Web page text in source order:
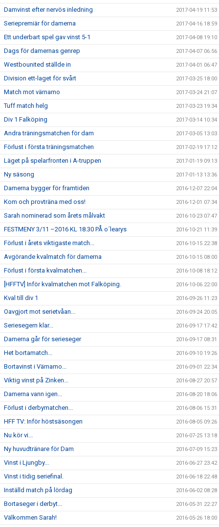
Damvinst efter nervös inledning 2017-04-19 11:53
Seriepremiär för damerna 2017-04-16 18:59
Ett underbart spel gav vinst 5-1 2017-04-08 19:10
Dags för damernas genrep 2017-04-07 06:56
Westbounited ställde in 2017-04-01 06:47
Division ett-laget för svårt 2017-03-25 18:00
Match mot värnamo 2017-03-24 21:07
Tuff match helg 2017-03-23 19:34
Div 1 Falköping 2017-03-14 10:34
Andra träningsmatchen för dam 2017-03-05 13:03
Förlust i första träningsmatchen 2017-02-19 17:12
Läget på spelarfronten i A-truppen 2017-01-19 09:13
Ny säsong 2017-01-13 13:36
Damerna bygger för framtiden 2016-12-07 22:04
Kom och provträna med oss! 2016-12-01 07:34
Sarah nominerad som årets målvakt 2016-10-23 07:47
FESTMENY 3/11 –2016 KL 18.30 PÅ o´learys 2016-10-21 11:39
Förlust i årets viktigaste match... 2016-10-15 22:38
Avgörande kvalmatch för damerna 2016-10-15 08:00
Förlust i första kvalmatchen... 2016-10-08 18:12
[HFFTV] Inför kvalmatchen mot Falköping. 2016-10-06 22:00
Kval till div 1 2016-09-26 11:23
Oavgjort mot serietvåan... 2016-09-24 20:05
Seriesegern klar... 2016-09-17 17:42
Damerna går för serieseger 2016-09-17 08:31
Het bortamatch... 2016-09-10 19:26
Bortavinst i Värnamo... 2016-09-01 22:34
Viktig vinst på Zinken... 2016-08-27 20:57
Damerna vann igen... 2016-08-20 18:06
Förlust i derbymatchen... 2016-08-06 15:31
HFF TV: Inför höstsäsongen 2016-08-05 09:26
Nu kör vi... 2016-07-25 13:18
Ny huvudtränare för Dam 2016-07-09 15:23
Vinst i Ljungby... 2016-06-27 23:42
Vinst i tidig seriefinal. 2016-06-18 22:48
Inställd match på lördag 2016-06-02 08:28
Bortaseger i derbyt... 2016-05-31 22:27
Välkommen Sarah! 2016-05-26 18:00